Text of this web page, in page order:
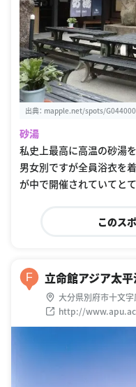
出典： mapple.net/spots/
砂湯
私史上最高に高温の砂湯
男女別ですが全員浴衣を
が中で開催されていてと
このス
F 立命館アジア太
大分県別府市十文
http://